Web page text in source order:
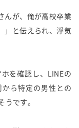
んが、俺が高校卒業
」と伝えられ、浮気
を確認し、LINEの
ら特定の男性との
です。